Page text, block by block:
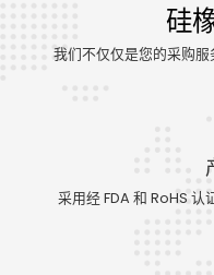
硅
我们不仅仅是您的采购服
采用经 FDA 和 RoHS 认